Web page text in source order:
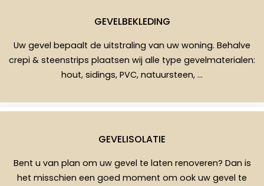
GEVELBEKLEDING
Uw gevel bepaalt de uitstraling van uw woning. Behalve
crepi & steenstrips plaatsen wij alle type gevelmaterialen:
hout, sidings, PVC, natuursteen, …
GEVELISOLATIE
Bent u van plan om uw gevel te laten renoveren? Dan is
het misschien een goed moment om ook uw gevel te